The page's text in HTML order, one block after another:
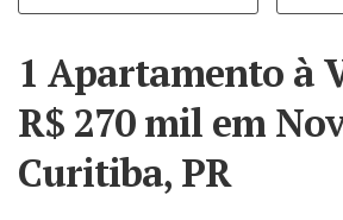
1 Apartamento à
R$ 270 mil em
Curitiba, PR